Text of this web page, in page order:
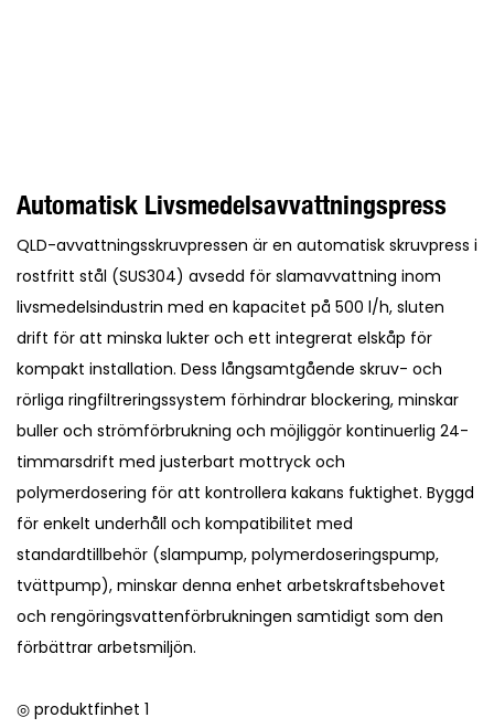
Automatisk Livsmedelsavvattningspress
QLD-avvattningsskruvpressen är en automatisk skruvpress i
rostfritt stål (SUS304) avsedd för slamavvattning inom
livsmedelsindustrin med en kapacitet på 500 l/h, sluten
drift för att minska lukter och ett integrerat elskåp för
kompakt installation. Dess långsamtgående skruv- och
rörliga ringfiltreringssystem förhindrar blockering, minskar
buller och strömförbrukning och möjliggör kontinuerlig 24-
timmarsdrift med justerbart mottryck och
polymerdosering för att kontrollera kakans fuktighet. Byggd
för enkelt underhåll och kompatibilitet med
standardtillbehör (slampump, polymerdoseringspump,
tvättpump), minskar denna enhet arbetskraftsbehovet
och rengöringsvattenförbrukningen samtidigt som den
förbättrar arbetsmiljön.
◎ produktfinhet 1